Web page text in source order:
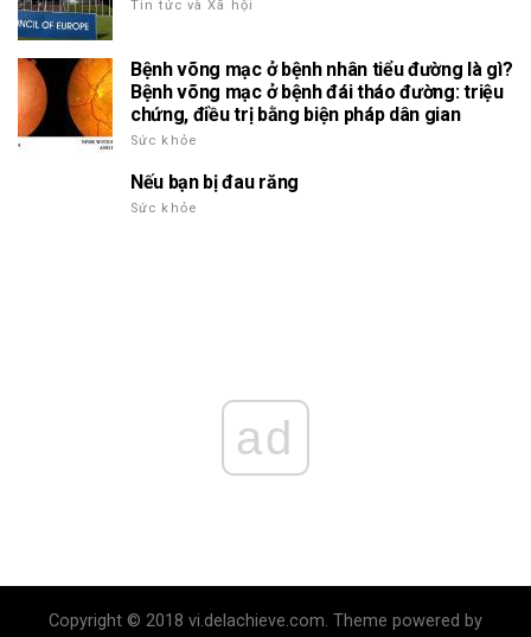
Tin tức và Xã hội
Bệnh võng mạc ở bệnh nhân tiểu đường là gì?
Bệnh võng mạc ở bệnh đái tháo đường: triệu
chứng, điều trị bằng biện pháp dân gian
Sức khỏe
Nếu bạn bị đau răng
Sức khỏe
ad
Copyright © 2018 vi.delachieve.com. Theme powered by